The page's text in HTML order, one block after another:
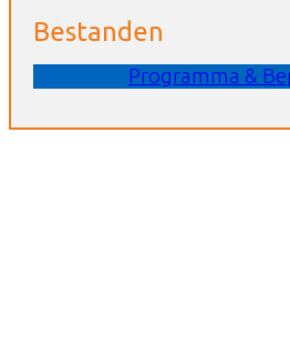
Bestanden
Programma &